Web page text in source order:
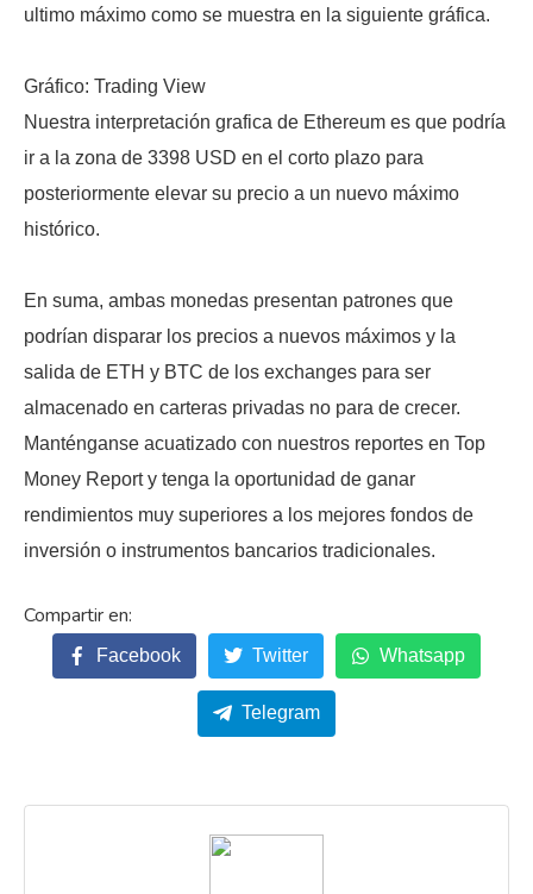
ultimo máximo como se muestra en la siguiente gráfica.
Gráfico: Trading View
Nuestra interpretación grafica de Ethereum es que podría
ir a la zona de 3398 USD en el corto plazo para
posteriormente elevar su precio a un nuevo máximo
histórico.
En suma, ambas monedas presentan patrones que
podrían disparar los precios a nuevos máximos y la
salida de ETH y BTC de los exchanges para ser
almacenado en carteras privadas no para de crecer.
Manténganse acuatizado con nuestros reportes en Top
Money Report y tenga la oportunidad de ganar
rendimientos muy superiores a los mejores fondos de
inversión o instrumentos bancarios tradicionales.
Facebook Twitter Whatsapp
Telegram